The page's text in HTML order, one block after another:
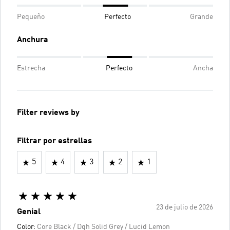
Pequeño Perfecto Grande
Anchura
Estrecha Perfecto Ancha
Filter reviews by
Filtrar por estrellas
5 4 3 2 1
23 de julio de 2026
Genial
Color: Core Black / Dgh Solid Grey / Lucid Lemon